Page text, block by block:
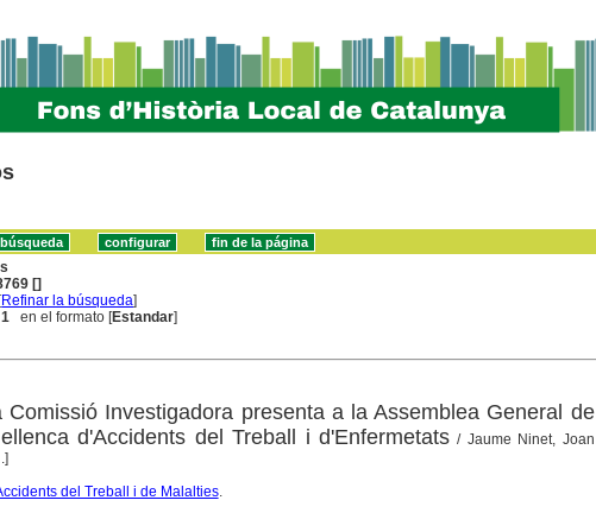
[]
Refinar la búsqueda]
en el formato [Estandar]
Comissió Investigadora presenta a la Assemblea General de
d'Accidents del Treball i d'Enfermetats / Jaume Ninet, Joan
del Treball i de Malalties.